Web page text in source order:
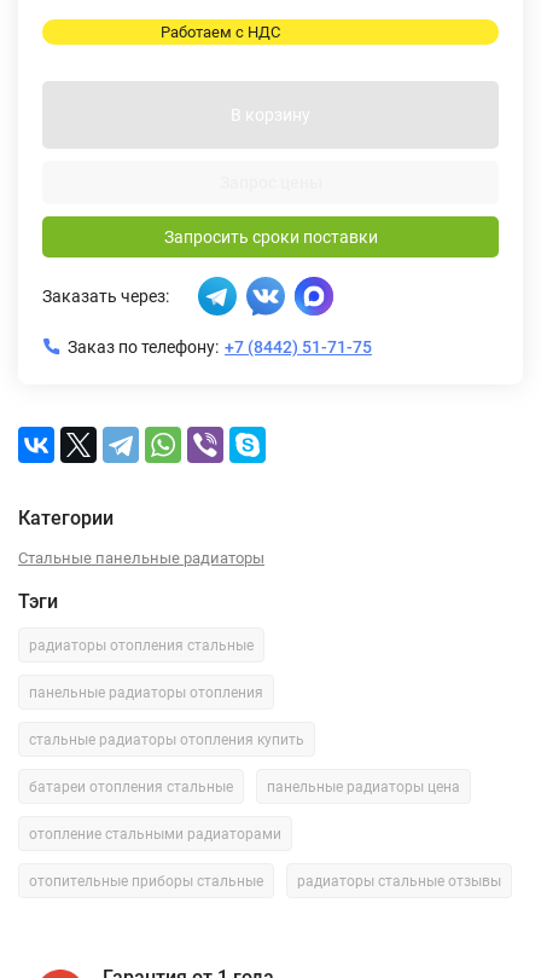
Работаем с НДС
В корзину
Запросить сроки поставки
Заказать через:
Заказ по телефону: +7 (8442) 51-71-75
Категории
Стальные панельные радиаторы
Тэги
радиаторы отопления стальные
панельные радиаторы отопления
стальные радиаторы отопления купить
батареи отопления стальные панельные радиаторы цена
отопление стальными радиаторами
отопительные приборы стальные радиаторы стальные отзывы